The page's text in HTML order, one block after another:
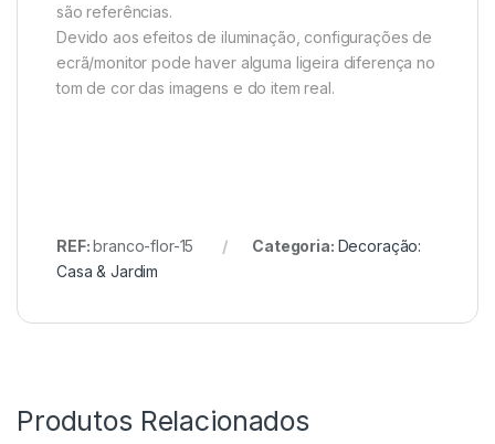
são referências.
Devido aos efeitos de iluminação, configurações de
ecrã/monitor pode haver alguma ligeira diferença no
tom de cor das imagens e do item real.
REF:branco-flor-15 Categoria: Decoração:
Casa & Jardim
Produtos Relacionados